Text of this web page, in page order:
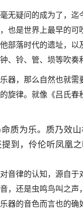
无疑问的成为了，迄
也是世界上最早的可
部落时代的遗址，以
、铃、管、埙等吹奏
器，那么自然也就需
旋律。就像《吕氏春
命质为乐。质乃效
到，伶伦听凤凰
音律的认知，源自于
，还是虫鸣鸟叫之声
器的音色而言也的确